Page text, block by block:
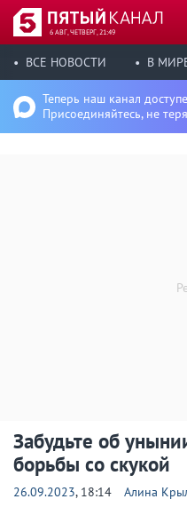
6 АВГ, ЧЕТВЕРГ, 21:49
ВСЕ НОВОСТИ В
Теперь наш канал
Присоединяйтесь, не
Забудьте об
борьбы со скукой
26.09.2023, 18:14 Алина